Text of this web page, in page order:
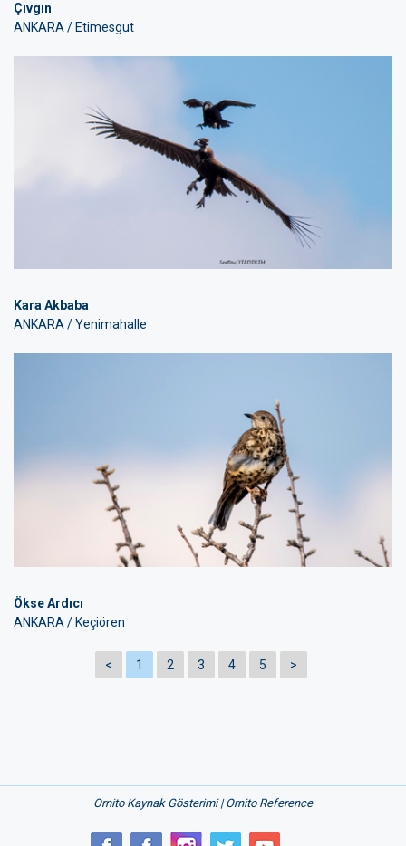
Çıvgın
ANKARA / Etimesgut
Kara Akbaba
ANKARA / Yenimahalle
Ökse Ardıcı
ANKARA / Keçiören
< 1 2 3 4 5 >
Ornito Kaynak Gösterimi | Ornito Reference